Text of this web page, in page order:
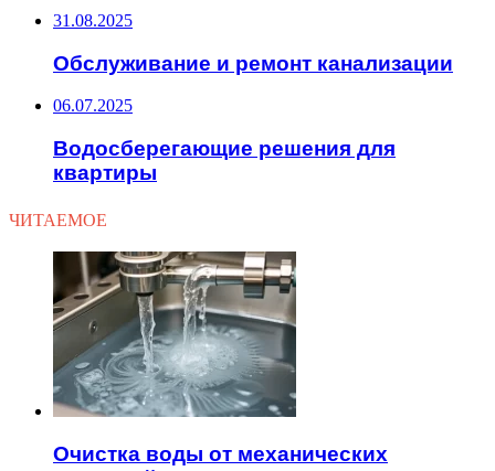
31.08.2025
Обслуживание и ремонт канализации
06.07.2025
Водосберегающие решения для
квартиры
ЧИТАЕМОЕ
Очистка воды от механических